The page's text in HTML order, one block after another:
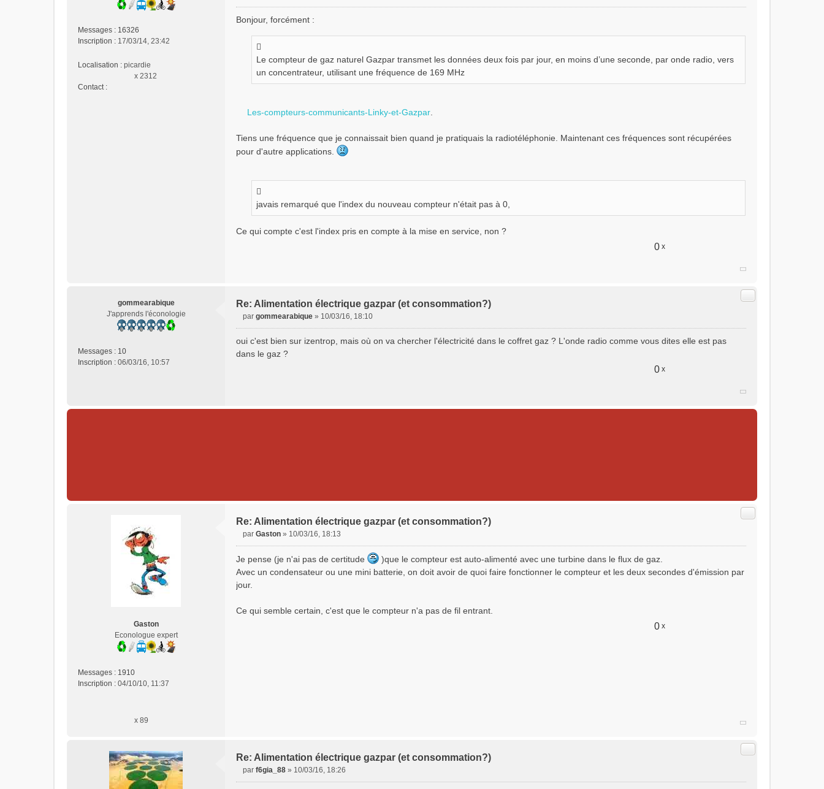
Messages : 16326
Inscription : 17/03/14, 23:42
Localisation : picardie
x 2312
Contact :
s
Bonjour, forcément :
Le compteur de gaz naturel Gazpar transmet les données deux fois par jour, en moins d’une seconde, par onde radio, vers
un concentrateur, utilisant une fréquence de 169 MHz
Les-compteurs-communicants-Linky-et-Gazpar
Tiens une fréquence que je connaissait bien quand je pratiquais la radiotéléphonie. Maintenant ces fréquences sont récupérées
pour d'autre applications.
javais remarqué que l'index du nouveau compteur n'était pas à 0,
Ce qui compte c'est l'index pris en compte à la mise en service, non ?
0 x
gommearabique
J'apprends l'éconologie
Messages : 10
Inscription : 06/03/16, 10:57
Re: Alimentation électrique gazpar (et consommation?)
Citer
s
s
par gommearabique » 10/03/16, 18:10
oui c'est bien sur izentrop, mais où on va chercher l'électricité dans le coffret gaz ? L'onde radio comme vous dites elle est pas
dans le gaz ?
0 x
Gaston
Econologue expert
Messages : 1910
Inscription : 04/10/10, 11:37
x 89
Re: Alimentation électrique gazpar (et consommation?)
Citer
s
s
a
e
par Gaston » 10/03/16, 18:13
Je pense (je n'ai pas de certitude
)que le compteur est auto-alimenté avec une turbine dans le flux de gaz.
Avec un condensateur ou une mini batterie, on doit avoir de quoi faire fonctionner le compteur et les deux secondes d'émission par
jour.
Ce qui semble certain, c'est que le compteur n'a pas de fil entrant.
0 x
Re: Alimentation électrique gazpar (et consommation?)
Citer
par f6gia_88 » 10/03/16, 18:26